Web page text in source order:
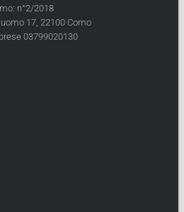
n°2/2018
17, 22100 Como
03799020130